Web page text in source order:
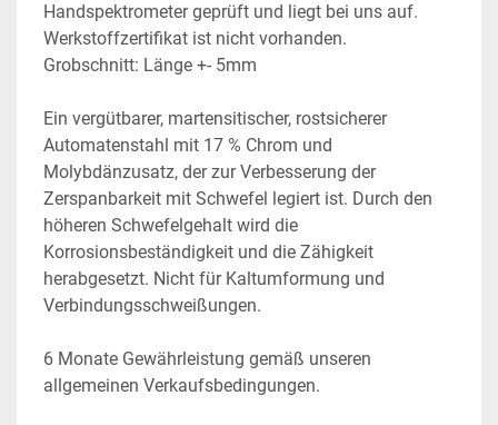
Handspektrometer geprüft und liegt bei uns auf.
Werkstoffzertifikat ist nicht vorhanden.
Grobschnitt: Länge +- 5mm
Ein vergütbarer, martensitischer, rostsicherer
Automatenstahl mit 17 % Chrom und
Molybdänzusatz, der zur Verbesserung der
Zerspanbarkeit mit Schwefel legiert ist. Durch den
höheren Schwefelgehalt wird die
Korrosionsbeständigkeit und die Zähigkeit
herabgesetzt. Nicht für Kaltumformung und
Verbindungsschweißungen.
6 Monate Gewährleistung gemäß unseren
allgemeinen Verkaufsbedingungen.